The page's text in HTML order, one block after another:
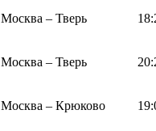
Москва – Тверь
Москва – Тверь
Москва – Крюково